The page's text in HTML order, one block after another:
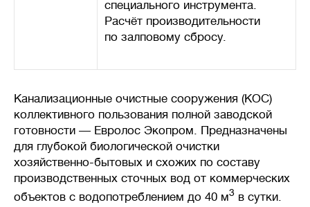
специального инструмента.
Расчёт производительности
по залповому сбросу.
Канализационные очистные сооружения (КОС)
коллективного пользования полной заводской
готовности — Евролос Экопром. Предназначены
для глубокой биологической очистки
хозяйственно-бытовых и схожих по составу
производственных сточных вод от коммерческих
объектов с водопотреблением до 40 м3 в сутки.
требует регулярной откачки
ассенизаторской машиной.
Механическаяочистка
в нескольких камерах септика,
твердых отходов
анаэробными
(бескислородными)
бактериями. На выходе
требуются дополнительные
фильтры или поля фильтрации